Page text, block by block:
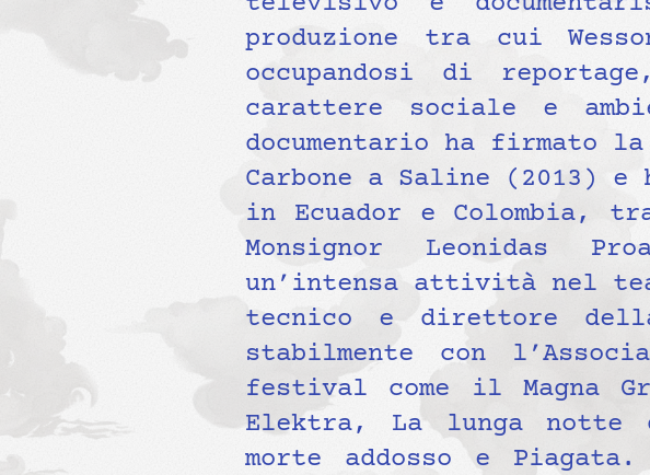
produzione tra cui
occupandosi di
carattere sociale e
documentario ha firmato la
Carbone a Saline (2013)
in Ecuador e Colombia,
Monsignor Leonidas
un’intensa attività nel
tecnico e direttore
stabilmente con
festival come il Magna
Elektra, La lunga notte
morte addosso e